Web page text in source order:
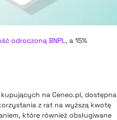
odroczoną BNPL, a 15%
na Ceneo.pl, dostępna
z rat na wyższą kwotę
które również obsługiwane